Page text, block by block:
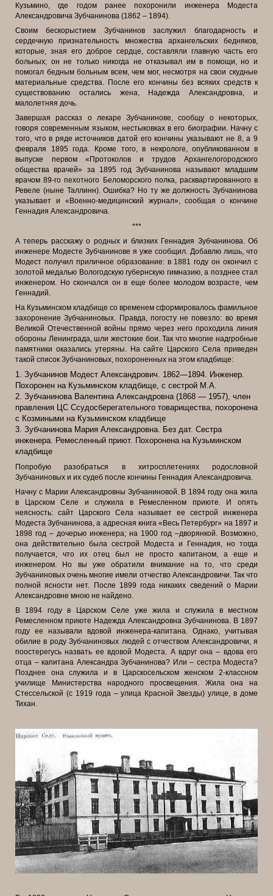
Кузьмино, где годом ранее похоронили инженера Модеста
Александровича Зубчанинова (1862 – 1894).
Своим бескорыстием Зубчанинов заслужил благодарность и
сердечную признательность множества архангельских бедняков,
которые, зная его доброе сердце, составляли главную часть его
больных; он не только никогда не отказывал им в помощи, но и
помогал бедным больным всем, чем мог, несмотря на свои скудные
материальные средства. После его кончины без всяких средств к
существованию остались жена, Надежда Александровна, и
малолетняя дочь.
Завершая рассказ о лекаре Зубчанинове, сообщу о некоторых,
говоря современным языком, нестыковках в его биографии. Начну с
того, что в ряде источников датой его кончины указывают не 8, а 9
февраля 1895 года. Кроме того, в некрологе, опубликованном в
выпуске первом «Протоколов и трудов Архангелогородского
общества врачей» за 1895 год Зубчанинова называют младшим
врачом 89-го пехотного Беломорского полка, расквартированного в
Ревеле (ныне Таллинн). Ошибка? Но ту же должность Зубчанинова
указывает и «Военно-медицинский журнал», сообщая о кончине
Геннадия Александровича.
***
А теперь расскажу о родных и близких Геннадия Зубчанинова. Об
инженере Модесте Зубчанинове я уже сообщил. Добавлю лишь, что
Модест получил приличное образование: в 1881 году он окончил с
золотой медалью Вологодскую губернскую гимназию, а позднее стал
инженером. Но скончался он в еще более молодом возрасте, чем
Геннадий.
На Кузьминском кладбище со временем сформировалось фамильное
захоронение Зубчаниновых. Правда, погосту не повезло: во время
Великой Отечественной войны прямо через него проходила линия
обороны Ленинграда, шли жестокие бои. Так что многие надгробные
памятники оказались утеряны. На сайте Царского Села приведен
такой список Зубчаниновых, похороненных на этом кладбище:
1. Зубчанинов Модест Александрович. 1862—1894. Инженер.
Похоронен на Кузьминском кладбище, с сестрой М.А.
2. Зубчанинова Валентина Александровна (1868 — 1957), член
правления ЦС Ссудосберегательного товарищества, похоронена
с Козмиными на Кузьминском кладбище
3. Зубчанинова Мария Александровна. Без дат. Сестра
инженера. Ремесленный приют. Похоронена на Кузьминском
кладбище
Попробую разобраться в хитросплетениях родословной
Зубчаниновых и их судеб после кончины Геннадия Александровича.
Начну с Марии Александровны Зубчаниновой. В 1894 году она жила
в Царском Селе и служила в Ремесленном приюте. И опять
неясность: сайт Царского Села называет ее сестрой инженера
Модеста Зубчанинова, а адресная книга «Весь Петербург» на 1897 и
1898 год – дочерью инженера; на 1900 год –дворянкой. Возможно,
она действительно была сестрой Модеста и Геннадия, но тогда
получается, что их отец был не просто капитаном, а еще и
инженером. Но вы уже обратили внимание на то, что среди
Зубчаниновых очень многие имели отчество Александровичи. Так что
полной ясности нет. После 1899 года никаких сведений о Марии
Александровне мною не найдено.
В 1894 году в Царском Селе уже жила и служила в местном
Ремесленном приюте Надежда Александровна Зубчанинова. В 1897
году ее называли вдовой инженера-капитана. Однако, учитывая
обилие в роду Зубчаниновых людей с отчеством Александровичи, я
поостерегусь назвать ее вдовой Модеста. А вдруг она – вдова его
отца – капитана Александра Зубчанинова? Или – сестра Модеста?
Позднее она служила и в Царскосельском женском 2-классном
училище Министерства народного просвещения. Жила она на
Стессельской (с 1919 года – улица Красной Звезды) улице, в доме
Тихан.